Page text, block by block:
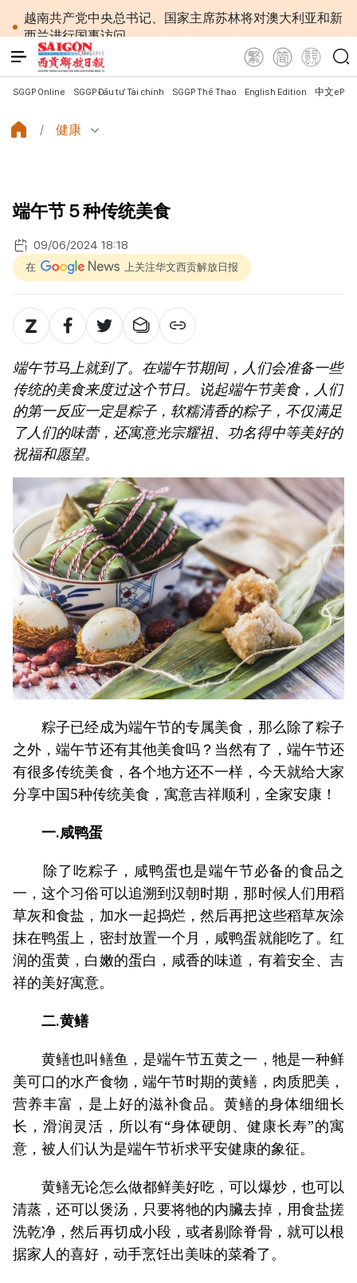
越南共产党中央总书记、国家主席苏林将对澳大利亚和新
西兰进行国事访问
政府总理黎明兴：网络安全必须做到“维护系统”与
“保护人员”紧密结合
越南政府总理黎明兴会见马来西亚国防部长
日益活跃
党中央总书记、国家主席苏林：建设一部科学严谨、
越南国会常务委员会会议：提交国会审议通过设立广
政府总理黎明兴：外交部门为构建有利于发展的对外
格局作出贡献
越南第十六届国会第一次非常规会议：主动防范传统
越南第十六届国会第一次非常规会议：健全与新组织
架构模式相适应的乡级军事指挥部
《决议》的行动计划
第十六届国会第一次非常规会议：大力减少有条件的
经营行业
第十六届国会第一次非常规会议：海关手续改革与数
字化转型及风险管理相结合
SGGP Online SGGP Đầu tư Tài chính SGGP Thể Thao English Edition 中文
健康
端午节５种传统美食
09/06/2024 18:18
在 上关注华文西贡解放日报
端午节马上就到了。在端午节期间，人们会准备一些
传统的美食来度过这个节日。说起端午节美食，人们
的第一反应一定是粽子，软糯清香的粽子，不仅满足
了人们的味蕾，还寓意光宗耀祖、功名得中等美好的
祝福和愿望。
粽子已经成为端午节的专属美食，那么除了粽子
之外，端午节还有其他美食吗？当然有了，端午节还
有很多传统美食，各个地方还不一样，今天就给大家
分享中国5种传统美食，寓意吉祥顺利，全家安康！
一.咸鸭蛋
除了吃粽子，咸鸭蛋也是端午节必备的食品之
一，这个习俗可以追溯到汉朝时期，那时候人们用稻
草灰和食盐，加水一起捣烂，然后再把这些稻草灰涂
抹在鸭蛋上，密封放置一个月，咸鸭蛋就能吃了。红
润的蛋黄，白嫩的蛋白，咸香的味道，有着安全、吉
祥的美好寓意。
二.黄鳝
黄鳝也叫鳝鱼，是端午节五黄之一，牠是一种鲜
美可口的水产食物，端午节时期的黄鳝，肉质肥美，
营养丰富，是上好的滋补食品。黄鳝的身体细细长
长，滑润灵活，所以有“身体硬朗、健康长寿”的寓
意，被人们认为是端午节祈求平安健康的象征。
黄鳝无论怎么做都鲜美好吃，可以爆炒，也可以
清蒸，还可以煲汤，只要将牠的内臟去掉，用食盐搓
洗乾净，然后再切成小段，或者剔除脊骨，就可以根
据家人的喜好，动手烹饪出美味的菜肴了。